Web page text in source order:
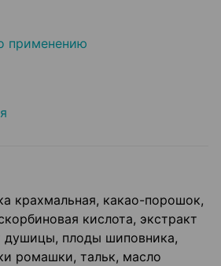
применению
крахмальная, какао-порошок,
кислота, экстракт
душицы, плоды шиповника,
ромашки, тальк, масло